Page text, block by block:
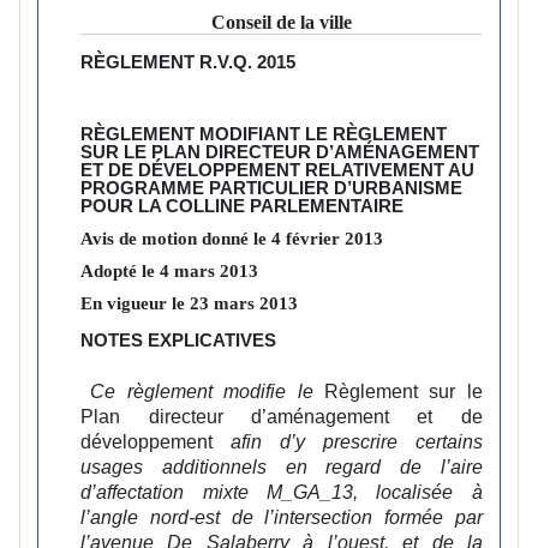
Conseil de la ville
RÈGLEMENT R.V.Q. 2015
RÈGLEMENT MODIFIANT LE RÈGLEMENT
SUR LE PLAN DIRECTEUR D’AMÉNAGEMENT
ET DE DÉVELOPPEMENT RELATIVEMENT AU
PROGRAMME PARTICULIER D’URBANISME
POUR LA COLLINE PARLEMENTAIRE
Avis de motion donné le4février2013
Adopté le4mars2013
En vigueur le23mars2013
NOTES EXPLICATIVES
Ce règlement modifie le Règlement sur le
Plan directeur d’aménagement et de
développementafin d’y prescrire certains
usages additionnels en regard de l’aire
d’affectation mixte M_GA_13, localisée à
l’angle nord-est de l’intersection formée par
l’avenue De Salaberry à l’ouest, et de la